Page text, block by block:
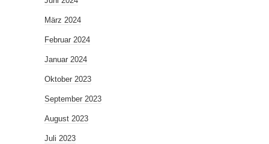
März 2024
Februar 2024
Januar 2024
Oktober 2023
September 2023
August 2023
Juli 2023